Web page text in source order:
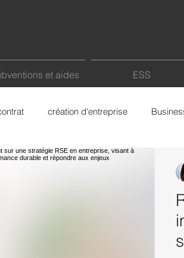
et aides ESS
création d'entreprise
Fiscalité Intelligence
économie